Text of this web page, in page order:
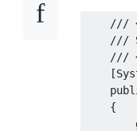
///
///
///
[
{